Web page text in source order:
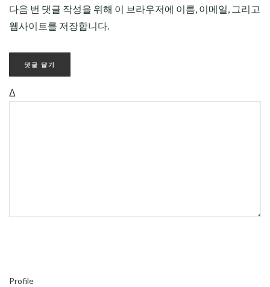
다음 번 댓글 작성을 위해 이 브라우저에 이름, 이메일, 그리고
웹사이트를 저장합니다.
Δ
Profile